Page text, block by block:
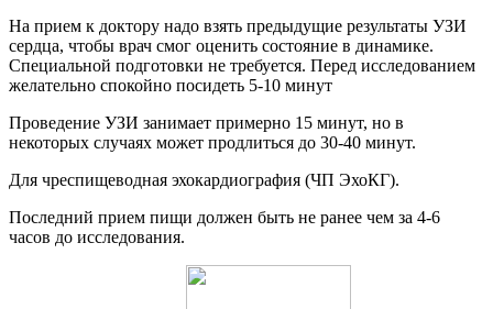
На прием к доктору надо взять предыдущие результаты УЗИ
сердца, чтобы врач смог оценить состояние в динамике.
Специальной подготовки не требуется. Перед исследованием
желательно спокойно посидеть 5-10 минут
Проведение УЗИ занимает примерно 15 минут, но в
некоторых случаях может продлиться до 30-40 минут.
Для чреспищеводная эхокардиография (ЧП ЭхоКГ).
Последний прием пищи должен быть не ранее чем за 4-6
часов до исследования.